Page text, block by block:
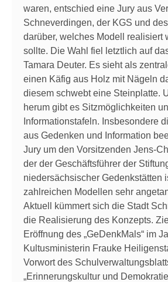
waren, entschied eine Jury aus
Schneverdingen, der KGS und
darüber, welches Modell realisiert
sollte. Die Wahl fiel letztlich auf
Tamara Deuter. Es sieht als
einen Käfig aus Holz mit Nägeln
diesem schwebt eine Steinplatte.
herum gibt es Sitzmöglichkeiten
Informationstafeln. Insbesondere
aus Gedenken und Information
Jury um den Vorsitzenden Jens-
der der Geschäftsführer der
niedersächsischer Gedenkstätten
zahlreichen Modellen sehr
Aktuell kümmert sich die Stadt
die Realisierung des Konzepts.
Eröffnung des „GeDenkMals“ im
Kultusministerin Frauke
Vorwort des
„Erinnerungskultur und